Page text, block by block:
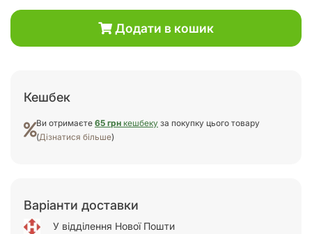
Додати в кошик
Кешбек
Ви отримаєте 65 грн кешбеку за покупку цього товару
(Дізнатися більше)
Варіанти доставки
У відділення Нової Пошти